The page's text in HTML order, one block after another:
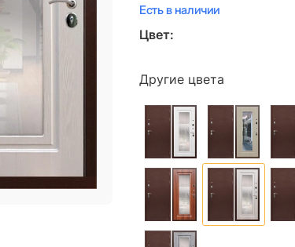
Есть в наличии
Цвет:
Другие цвета